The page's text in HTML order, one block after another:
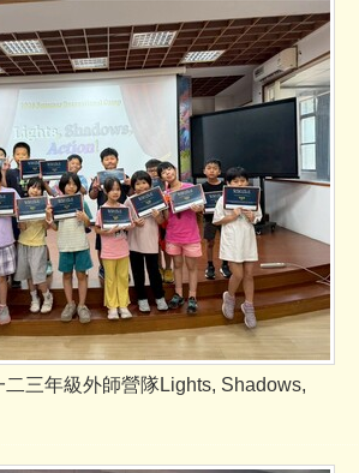
三年級外師營隊Lights, Shadows,